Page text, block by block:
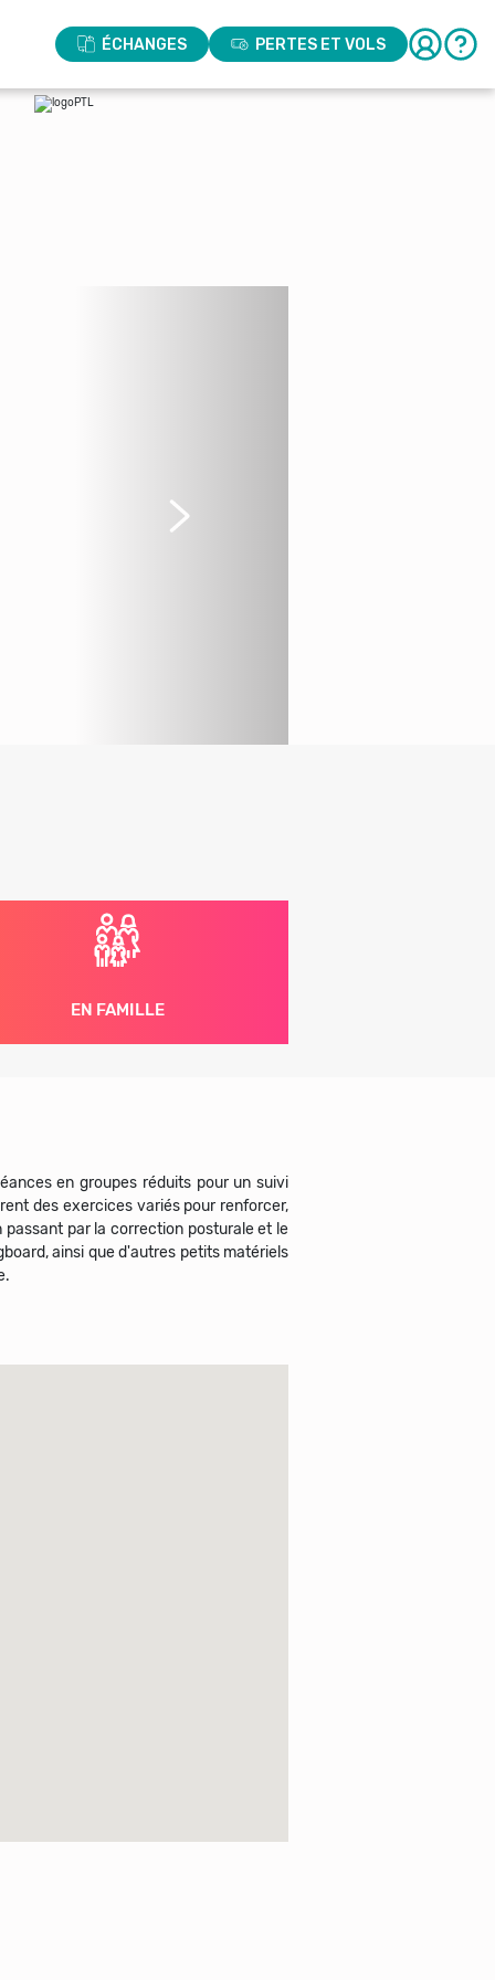
ÉCHANGES PERTES ET VOLS
Suivant
EN FAMILLE
en groupes réduits pour un suivi
des exercices variés pour renforcer,
par la correction posturale et le
ainsi que d'autres petits matériels